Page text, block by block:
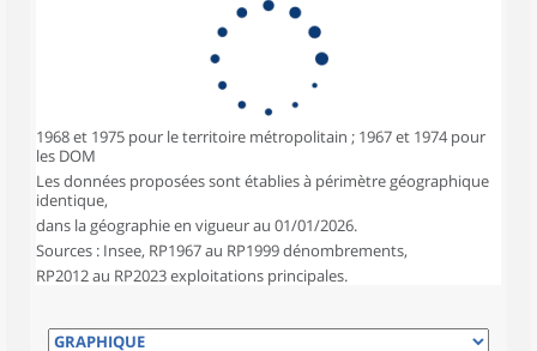
1968 et 1975 pour le territoire métropolitain ; 1967 et 1974 pour
les DOM
Les données proposées sont établies à périmètre géographique
identique,
dans la géographie en vigueur au 01/01/2026.
Sources : Insee, RP1967 au RP1999 dénombrements,
RP2012 au RP2023 exploitations principales.